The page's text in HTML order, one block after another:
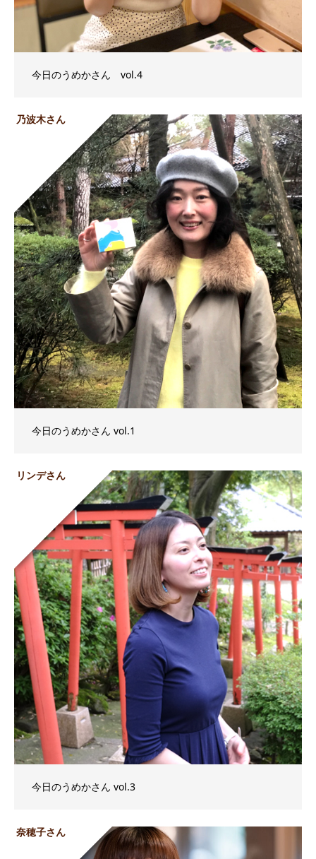
今日のうめかさん vol.4
乃波木さん
今日のうめかさん vol.1
リンデさん
今日のうめかさん vol.3
奈穂子さん